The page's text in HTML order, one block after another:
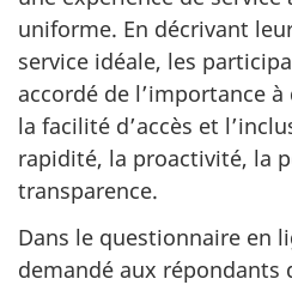
uniforme. En décrivant
service idéale, les
accordé de l’importance
la facilité d’accès et
rapidité, la proactivité, la
transparence.
Dans le questionnaire en
demandé aux répondants